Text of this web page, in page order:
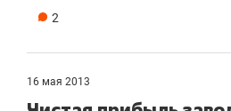
2
16 мая 2013